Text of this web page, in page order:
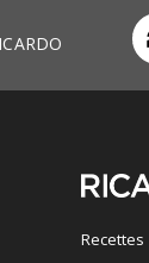
Recettes